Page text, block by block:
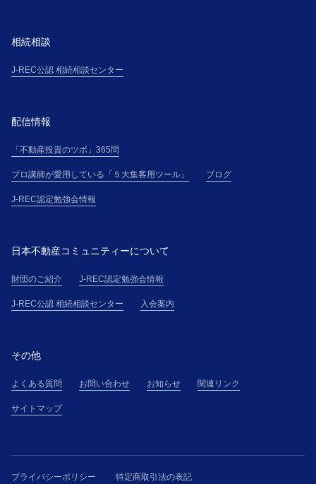
相続相談
J-REC公認 相続相談センター
配信情報
「不動産投資のツボ」365問
プロ講師が愛用している「５大集客用ツール」 ブログ
J-REC認定勉強会情報
日本不動産コミュニティーについて
財団のご紹介 J-REC認定勉強会情報
J-REC公認 相続相談センター 入会案内
その他
よくある質問 お問い合わせ お知らせ 関連リンク
サイトマップ
プライバシーポリシー 特定商取引法の表記